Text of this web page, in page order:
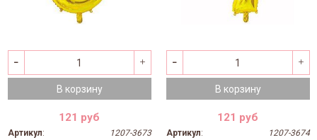
В корзину
121 руб
Артикул:
1207-3673
В корзину
121 руб
Артикул:
1207-3674